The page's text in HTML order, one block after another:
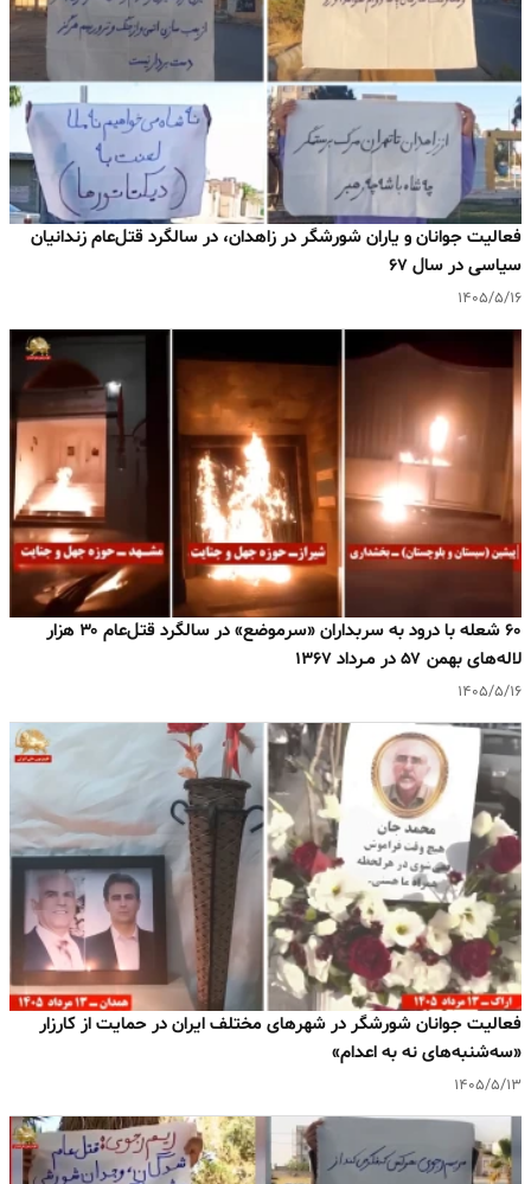
فعالیت جوانان و یاران شورشگر در زاهدان، در سالگرد قتل‌عام زندانیان
سیاسی در سال ۶۷
۱۴۰۵/۵/۱۶
۶۰ شعله با درود به سربداران «سرموضع» در سالگرد قتل‌عام ۳۰ هزار
لاله‌های بهمن ۵۷ در مـرداد ۱۳۶۷
۱۴۰۵/۵/۱۶
فعالیت جوانان شورشگر در شهرهای مختلف ایران در حمایت از کارزار
«سه‌شنبه‌های نه به اعدام»
۱۴۰۵/۵/۱۳